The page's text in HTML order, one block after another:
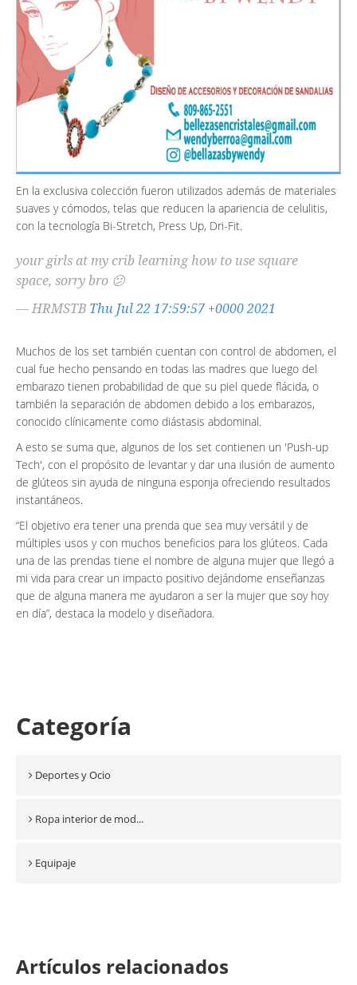
En la exclusiva colección fueron utilizados además de materiales
suaves y cómodos, telas que reducen la apariencia de celulitis,
con la tecnología Bi-Stretch, Press Up, Dri-Fit.
your girls at my crib learning how to use square
space, sorry bro 😕
— HRMSTB Thu Jul 22 17:59:57 +0000 2021
Muchos de los set también cuentan con control de abdomen, el
cual fue hecho pensando en todas las madres que luego del
embarazo tienen probabilidad de que su piel quede flácida, o
también la separación de abdomen debido a los embarazos,
conocido clínicamente como diástasis abdominal.
A esto se suma que, algunos de los set contienen un 'Push-up
Tech', con el propósito de levantar y dar una ilusión de aumento
de glúteos sin ayuda de ninguna esponja ofreciendo resultados
instantáneos.
“El objetivo era tener una prenda que sea muy versátil y de
múltiples usos y con muchos beneficios para los glúteos. Cada
una de las prendas tiene el nombre de alguna mujer que llegó a
mi vida para crear un impacto positivo dejándome enseñanzas
que de alguna manera me ayudaron a ser la mujer que soy hoy
en día”, destaca la modelo y diseñadora.
Categoría
Deportes y Ocio
Ropa interior de mod...
Equipaje
Artículos relacionados